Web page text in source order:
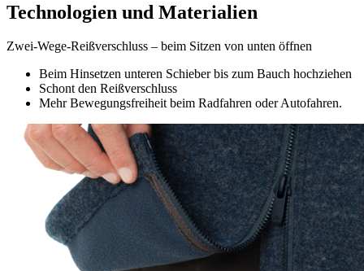
Technologien und Materialien
Zwei-Wege-Reißverschluss – beim Sitzen von unten öffnen
Beim Hinsetzen unteren Schieber bis zum Bauch hochziehen
Schont den Reißverschluss
Mehr Bewegungsfreiheit beim Radfahren oder Autofahren.